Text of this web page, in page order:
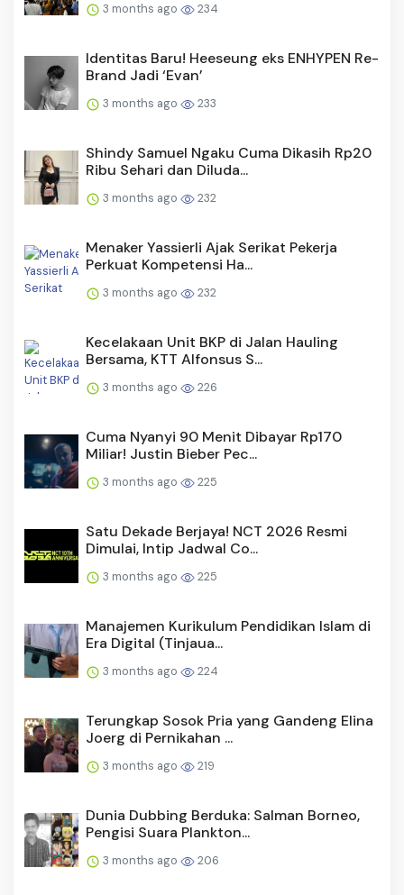
3 months ago 234
Identitas Baru! Heeseung eks ENHYPEN Re-
Brand Jadi ‘Evan’
3 months ago 233
Shindy Samuel Ngaku Cuma Dikasih Rp20
Ribu Sehari dan Diluda...
3 months ago 232
Menaker Yassierli Ajak Serikat Pekerja
Perkuat Kompetensi Ha...
3 months ago 232
Kecelakaan Unit BKP di Jalan Hauling
Bersama, KTT Alfonsus S...
3 months ago 226
Cuma Nyanyi 90 Menit Dibayar Rp170
Miliar! Justin Bieber Pec...
3 months ago 225
Satu Dekade Berjaya! NCT 2026 Resmi
Dimulai, Intip Jadwal Co...
3 months ago 225
Manajemen Kurikulum Pendidikan Islam di
Era Digital (Tinjaua...
3 months ago 224
Terungkap Sosok Pria yang Gandeng Elina
Joerg di Pernikahan ...
3 months ago 219
Dunia Dubbing Berduka: Salman Borneo,
Pengisi Suara Plankton...
3 months ago 206